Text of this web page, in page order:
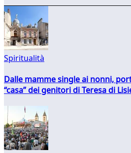
Spiritualità
Dalle mamme single ai nonni,
“casa” dei genitori di Teresa di